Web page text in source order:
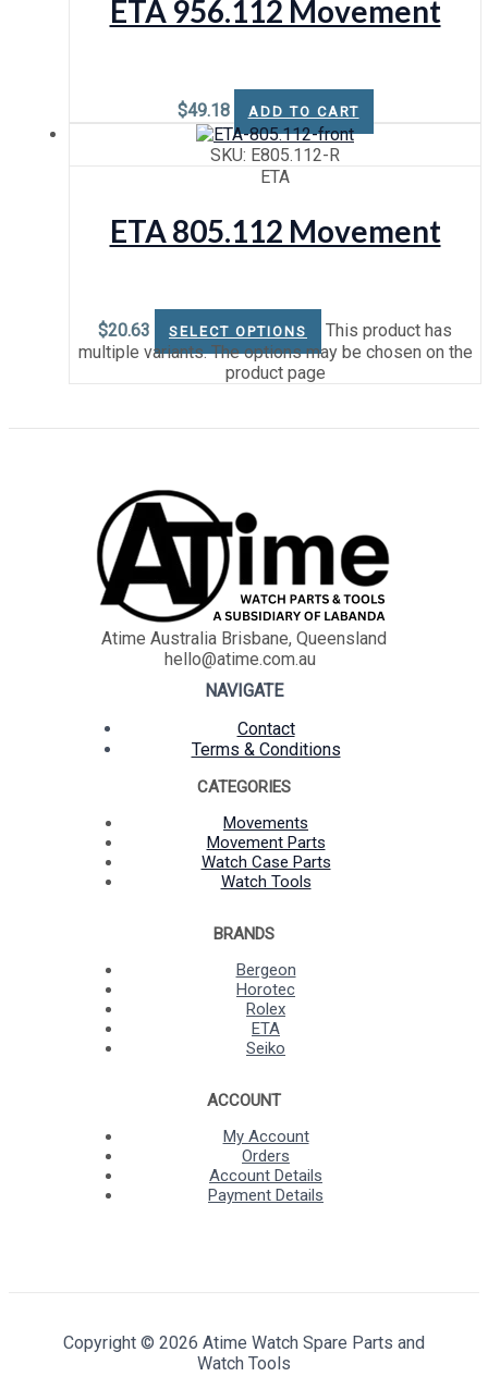
ETA 956.112 Movement
$49.18 ADD TO CART
SKU: E805.112-R
ETA
ETA 805.112 Movement
$20.63 SELECT OPTIONS
This product has
multiple variants. The options may be chosen on the
product page
Atime Australia Brisbane, Queensland
hello@atime.com.au
NAVIGATE
Contact
Terms & Conditions
CATEGORIES
Movements
Movement Parts
Watch Case Parts
Watch Tools
BRANDS
Bergeon
Horotec
Rolex
ETA
Seiko
ACCOUNT
My Account
Orders
Account Details
Payment Details
Copyright © 2026 Atime Watch Spare Parts and
Watch Tools